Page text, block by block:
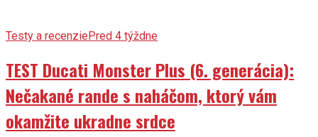
Testy a recenziePred 4 týždne
TEST Ducati Monster Plus (6. generácia):
Nečakané rande s naháčom, ktorý vám
okamžite ukradne srdce